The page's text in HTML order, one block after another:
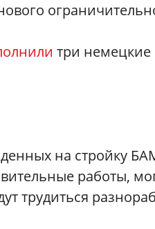
три немецкие
на стройку
работы,
трудиться